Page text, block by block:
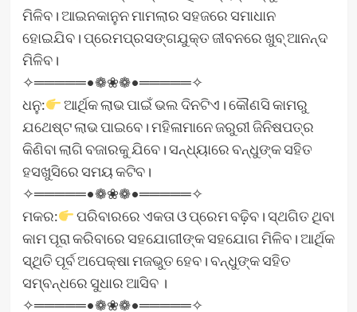
ମିଳିବ। ଆଇନକାନୁନ ମାମଲାର ସହଜରେ ସମାଧାନ
ହୋଇଯିବ। ପ୍ରେମପ୍ରସଙ୍ଗଯୁକ୍ତ ଜୀବନରେ ଖୁବ୍‌ ଆନନ୍ଦ
ମିଳିବ।
✧═════•❁❀❁•═════✧
ଧନୁ:
ଆର୍ଥିକ ଲାଭ ପାଇଁ ଭଲ ଦିନଟିଏ। କୌଣସି କାମରୁ
ଯଥେଷ୍ଟ ଲାଭ ପାଇବେ। ମହିଳାମାନେ ଜରୁରୀ ଜିନିଷପତ୍ର
କିଣିବା ଲାଗି ବଜାରକୁ ଯିବେ। ସନ୍ଧ୍ୟାରେ ବନ୍ଧୁଙ୍କ ସହିତ
ହସଖୁସିରେ ସମୟ କଟିବ।
✧═════•❁❀❁•═════✧
ମକର:
ପରିବାରରେ ଏକତା ଓ ପ୍ରେମ ବଢ଼ିବ। ସ୍ଥଗିତ ଥିବା
କାମ ପୂରା କରିବାରେ ସହଯୋଗୀଙ୍କ ସହଯୋଗ ମିଳିବ। ଆର୍ଥିକ
ସ୍ଥିତି ପୂର୍ବ ଅପେକ୍ଷା ମଜଭୁତ ହେବ। ବନ୍ଧୁଙ୍କ ସହିତ
ସମ୍ବନ୍ଧରେ ସୁଧାର ଆସିବ ।
✧═════•❁❀❁•═════✧